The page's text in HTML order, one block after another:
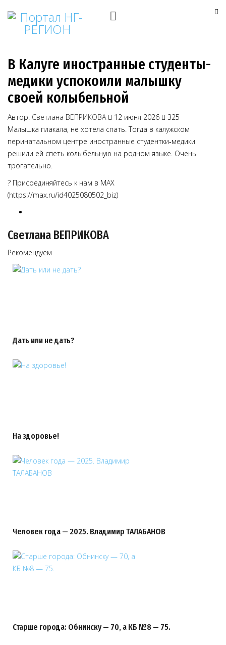
В Калуге иностранные студенты-
медики успокоили малышку
своей колыбельной
Автор: Светлана ВЕПРИКОВА 12 июня 2026
325
Малышка плакала, не хотела спать. Тогда в калужском
перинатальном центре иностранные студентки‑медики
решили ей спеть колыбельную на родном языке. Очень
трогательно.
? Присоединяйтесь к нам в MAX
(https://max.ru/id4025080502_biz)
Светлана ВЕПРИКОВА
Рекомендуем
Дать или не дать?
На здоровье!
Человек года — 2025. Владимир ТАЛАБАНОВ
Старше города: Обнинску — 70, а КБ №8 — 75.